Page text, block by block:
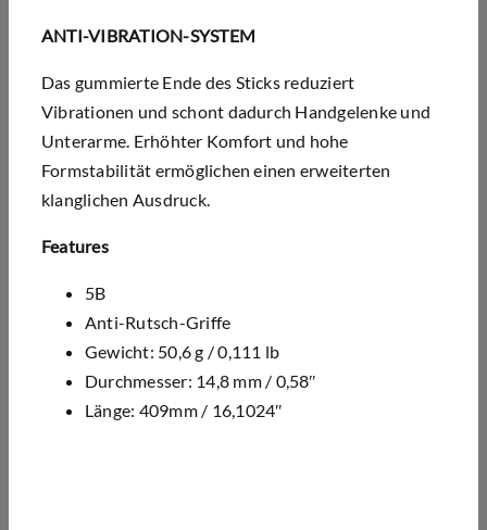
ANTI-VIBRATION-SYSTEM
Das gummierte Ende des Sticks reduziert
Vibrationen und schont dadurch Handgelenke und
Unterarme. Erhöhter Komfort und hohe
Formstabilität ermöglichen einen erweiterten
klanglichen Ausdruck.
Features
5B
Anti-Rutsch-Griffe
Gewicht: 50,6 g / 0,111 lb
Durchmesser: 14,8 mm / 0,58″
Länge: 409mm / 16,1024″